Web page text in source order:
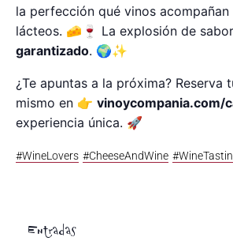
la perfección qué vinos
lácteos. 🧀🍷 La explosión de
garantizado. 🌍✨
¿Te apuntas a la próxima? Reserva
mismo en 👉 vinoycompania.com/
experiencia única. 🚀
#WineLovers #CheeseAndWine
Entradas